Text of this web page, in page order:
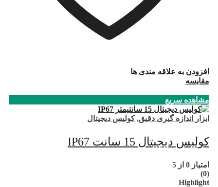
افزودن به علاقه مندی ها
مقایسه
مشاهده سریع
ابزار اندازه گیری دقیق,کولیس دیجیتال
کولیس دیجیتال 15 سانت IP67
امتیاز 0 از 5
(0)
Highlight